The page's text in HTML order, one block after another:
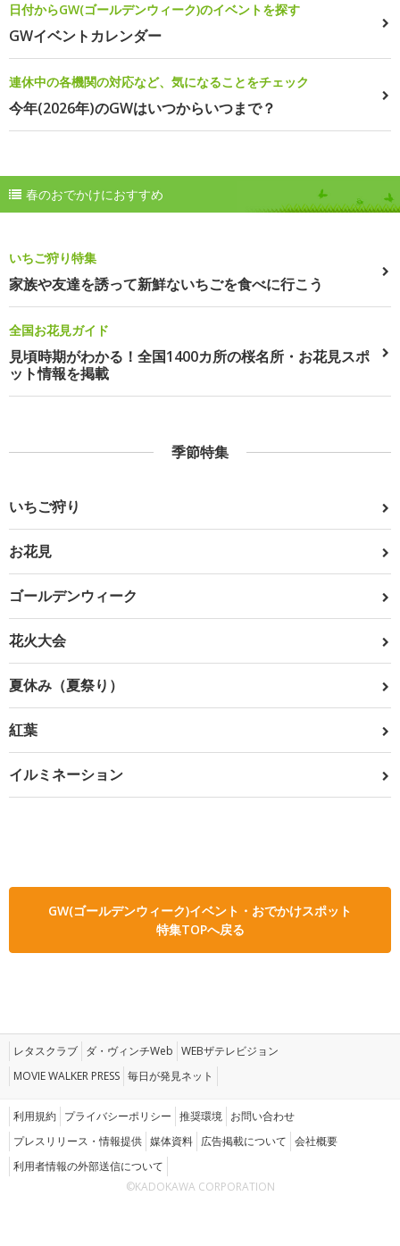
日付からGW(ゴールデンウィーク)のイベントを探す
GWイベントカレンダー
連休中の各機関の対応など、気になることをチェック
今年(2026年)のGWはいつからいつまで？
春のおでかけにおすすめ
いちご狩り特集
家族や友達を誘って新鮮ないちごを食べに行こう
全国お花見ガイド
見頃時期がわかる！全国1400カ所の桜名所・お花見スポ
ット情報を掲載
季節特集
いちご狩り
お花見
ゴールデンウィーク
花火大会
夏休み（夏祭り）
紅葉
イルミネーション
GW(ゴールデンウィーク)イベント・おでかけスポット
特集TOPへ戻る
レタスクラブ ダ・ヴィンチWeb WEBザテレビジョン
MOVIE WALKER PRESS 毎日が発見ネット
利用規約 プライバシーポリシー 推奨環境 お問い合わせ
プレスリリース・情報提供 媒体資料 広告掲載について 会社概要
利用者情報の外部送信について
©KADOKAWA CORPORATION